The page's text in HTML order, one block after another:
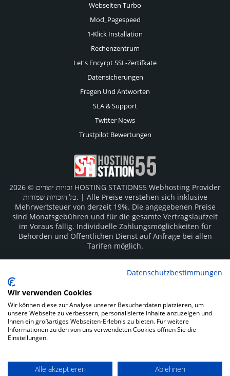
Webseiten Turbo
Mod_Pagespeed
1-Klick Installation
Rechenzentrum
Let's Encyrpt SSL-Zertifkate
Datensicherungen
Fragen Und Antworten
SLA & Support
Twitter News
Trustpilot Bewertungen
זכויות יוצרים © 2026 HOSTING STATION55 Webhosting Provider
כל הזכויות שמורות. | Alle Preise verstehen sich inklusive
Mehrwertsteuer von derzeit 19%. Die angegebenen Preise
sind Monatsgebühren und für die gesamte Vertragslaufzeit
im Voraus fällig. Individuelle Zahlungsmöglichkeiten für
Behörden und Öffentlichen Dienst auf Anfrage bei allen
Tarifen möglich.
Hersteller. Irrtümer vorbehalten.
SOCIAL MEDIA
Datenschutzbestimmungen
Wir verwenden Cookies
Wir können diese zur Analyse unserer Besucherdaten platzieren, um
unsere Webseite zu verbessern, personalisierte Inhalte anzuzeigen und
Ihnen ein großartiges Webseiten-Erlebnis zu bieten. Für weitere
Informationen zu den von uns verwendeten Cookies öffnen Sie die
Einstellungen.
Alle akzeptieren Ablehnen